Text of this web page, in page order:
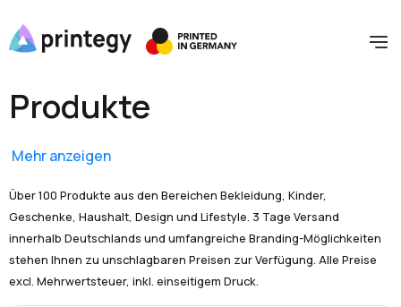
Produkte
Mehr anzeigen
Über 100 Produkte aus den Bereichen Bekleidung, Kinder,
Geschenke, Haushalt, Design und Lifestyle. 3 Tage Versand
innerhalb Deutschlands und umfangreiche Branding-Möglichkeiten
stehen Ihnen zu unschlagbaren Preisen zur Verfügung. Alle Preise
excl. Mehrwertsteuer, inkl. einseitigem Druck.